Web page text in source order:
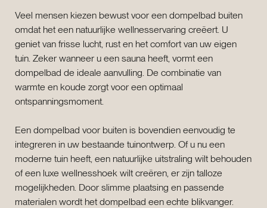
Veel mensen kiezen bewust voor een dompelbad buiten
omdat het een natuurlijke wellnesservaring creëert. U
geniet van frisse lucht, rust en het comfort van uw eigen
tuin. Zeker wanneer u een sauna heeft, vormt een
dompelbad de ideale aanvulling. De combinatie van
warmte en koude zorgt voor een optimaal
ontspanningsmoment.
Een dompelbad voor buiten is bovendien eenvoudig te
integreren in uw bestaande tuinontwerp. Of u nu een
moderne tuin heeft, een natuurlijke uitstraling wilt behouden
of een luxe wellnesshoek wilt creëren, er zijn talloze
mogelijkheden. Door slimme plaatsing en passende
materialen wordt het dompelbad een echte blikvanger.